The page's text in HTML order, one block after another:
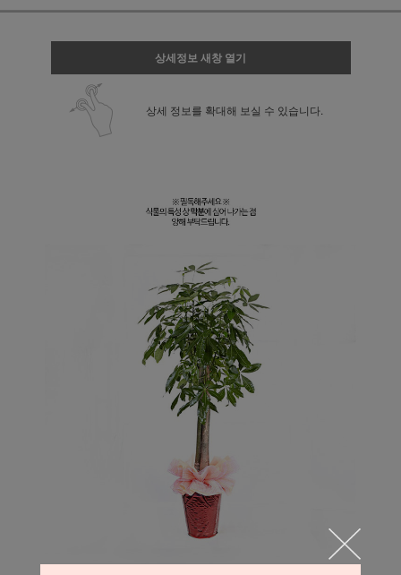
상세정보 새창 열기
상세 정보를 확대해 보실 수 있습니다.